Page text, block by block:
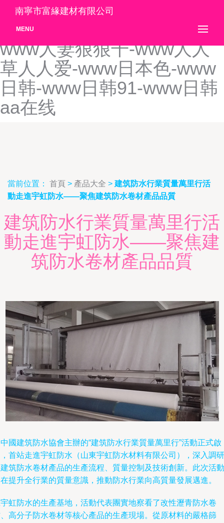
www啪啪草-www青草传媒-
www青春草AV-www青青99-
www人妻狠狠干-www人人
草人人爱-www日本色-www
日韩-www日韩91-www日韩
aa在线
南寧市富緣建材有限公司
MENU
當前位置： 首頁 > 產品大全 > 建筑防水行業質量萬里行活
動走進宇虹防水——聚焦建筑防水卷材產品品質
建筑防水行業質量萬里行活
動走進宇虹防水——聚焦建
筑防水卷材產品品質
國建筑防水協會主辦的“建筑防水行業質量萬里行”活動正式啟
首站走進宇虹防水（山東宇虹防水材料有限公司），深入調研
筑防水卷材產品的生產流程、質量控制及技術創新。此次活動
提升全行業的質量意識，推動防水行業向高質量發展邁進。
虹防水的生產基地，活動代表團實地察看了改性瀝青防水卷
高分子防水卷材等核心產品的生產現場。從原材料的嚴格篩